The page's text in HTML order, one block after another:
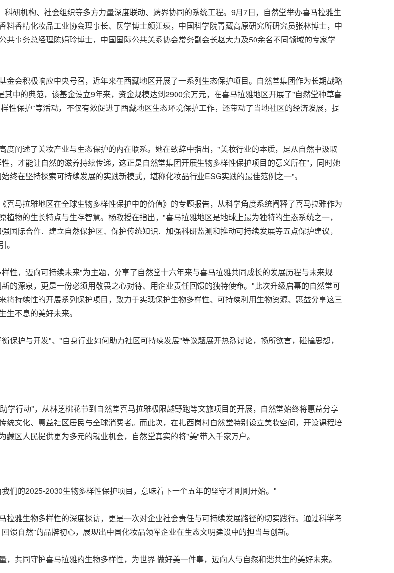
研机构、社会组织等多方力量深度联动、跨界协同的系统工程。9月7日，自然堂举办喜马拉雅生
香精化妆品工业协会理事长、医学博士颜江瑛，中国科学院青藏高原研究所研究员张林博士，中
事务总经理陈娟玲博士，中国国际公共关系协会常务副会长赵大力及50余名不同领域的专家学
会积极响应中央号召，近年来在西藏地区开展了一系列生态保护项目。自然堂集团作为长期战略
中的典范，该基金设立9年来，资金规模达到2900余万元，在喜马拉雅地区开展了"自然堂种草喜
性保护"等活动，不仅有效促进了西藏地区生态环境保护工作，还带动了当地社区的经济发展，提
阐述了美妆产业与生态保护的内在联系。她在致辞中指出，"美妆行业的本质，是从自然中汲取
，才能让自然的滋养持续传递，这正是自然堂集团开展生物多样性保护项目的意义所在"，同时她
终在坚持探索可持续发展的实践新模式，堪称化妆品行业ESG实践的最佳范例之一"。
马拉雅地区在全球生物多样性保护中的价值》的专题报告，从科学角度系统阐释了喜马拉雅作为
物的生长特点与生存智慧。杨教授在指出，"喜马拉雅地区是地球上最为独特的生态系统之一，
国际合作、建立自然保护区、保护传统知识、加强科研监测和推动可持续发展等五点保护建议，
。
性，迈向可持续未来"为主题，分享了自然堂十六年来与喜马拉雅共同成长的发展历程与未来规
的源泉，更是一份必须用敬畏之心对待、用企业责任回馈的独特使命。"此次升级启幕的自然堂可
持续性的开展系列保护项目，致力于实现保护生物多样性、可持续利用生物资源、惠益分享这三
不息的美好未来。
保护与开发"、"自身行业如何助力社区可持续发展"等议题展开热烈讨论，畅所欲言，碰撞思想，
学行动"，从林芝桃花节到自然堂喜马拉雅极限越野跑等文旅项目的开展，自然堂始终将惠益分享
文化、惠益社区居民与全球消费者。而此次，在扎西岗村自然堂特别设立美妆空间，开设课程培
区人民提供更为多元的就业机会，自然堂真实的将"美"带入千家万户。
们的2025-2030生物多样性保护项目，意味着下一个五年的坚守才刚刚开始。"
拉雅生物多样性的深度探访，更是一次对企业社会责任与可持续发展路径的切实践行。通过科学考
馈自然"的品牌初心，展现出中国化妆品领军企业在生态文明建设中的担当与创新。
共同守护喜马拉雅的生物多样性，为世界 做好美一件事，迈向人与自然和谐共生的美好未来。